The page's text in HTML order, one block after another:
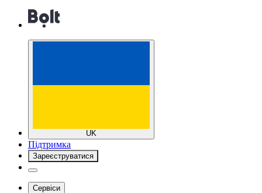
UK
Підтримка
Зареєструватися
Сервіси